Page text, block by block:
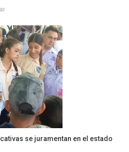
se juramentan en el estado